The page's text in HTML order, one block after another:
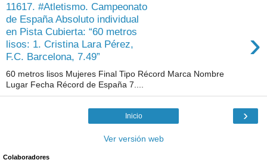
11617. #Atletismo. Campeonato
de España Absoluto individual
en Pista Cubierta: “60 metros
lisos: 1. Cristina Lara Pérez,
F.C. Barcelona, 7.49”
›
60 metros lisos Mujeres Final Tipo Récord Marca Nombre
Lugar Fecha Récord de España 7....
›
Inicio
Ver versión web
Colaboradores